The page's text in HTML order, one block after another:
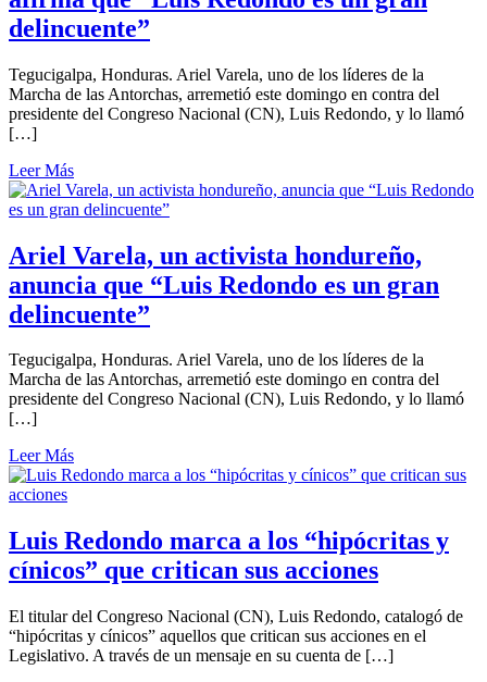
delincuente”
Tegucigalpa, Honduras. Ariel Varela, uno de los líderes de la
Marcha de las Antorchas, arremetió este domingo en contra del
presidente del Congreso Nacional (CN), Luis Redondo, y lo llamó
[…]
Leer Más
Ariel Varela, un activista hondureño,
anuncia que “Luis Redondo es un gran
delincuente”
Tegucigalpa, Honduras. Ariel Varela, uno de los líderes de la
Marcha de las Antorchas, arremetió este domingo en contra del
presidente del Congreso Nacional (CN), Luis Redondo, y lo llamó
[…]
Leer Más
Luis Redondo marca a los “hipócritas y
cínicos” que critican sus acciones
El titular del Congreso Nacional (CN), Luis Redondo, catalogó de
“hipócritas y cínicos” aquellos que critican sus acciones en el
Legislativo. A través de un mensaje en su cuenta de […]